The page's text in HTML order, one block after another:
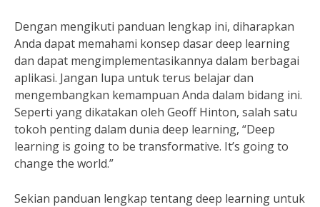
Dengan mengikuti panduan lengkap ini, diharapkan
Anda dapat memahami konsep dasar deep learning
dan dapat mengimplementasikannya dalam berbagai
aplikasi. Jangan lupa untuk terus belajar dan
mengembangkan kemampuan Anda dalam bidang ini.
Seperti yang dikatakan oleh Geoff Hinton, salah satu
tokoh penting dalam dunia deep learning, “Deep
learning is going to be transformative. It’s going to
change the world.”
Sekian panduan lengkap tentang deep learning untuk